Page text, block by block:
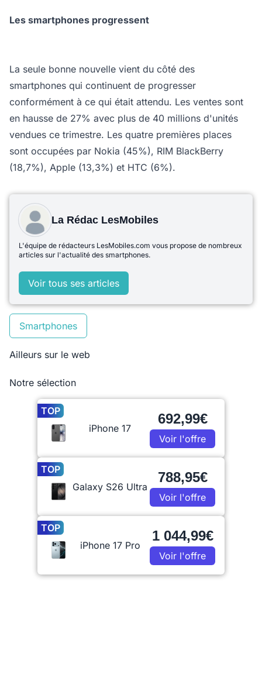
Les smartphones progressent
La seule bonne nouvelle vient du côté des
smartphones qui continuent de progresser
conformément à ce qui était attendu. Les ventes sont
en hausse de 27% avec plus de 40 millions d'unités
vendues ce trimestre. Les quatre premières places
sont occupées par Nokia (45%), RIM BlackBerry
(18,7%), Apple (13,3%) et HTC (6%).
La Rédac LesMobiles
L'équipe de rédacteurs LesMobiles.com vous propose de nombreux
articles sur l'actualité des smartphones.
Voir tous ses articles
Smartphones
Ailleurs sur le web
Notre sélection
TOP
iPhone 17
692,99€
Voir l'offre
TOP
Galaxy S26 Ultra
788,95€
Voir l'offre
TOP
iPhone 17 Pro
1 044,99€
Voir l'offre